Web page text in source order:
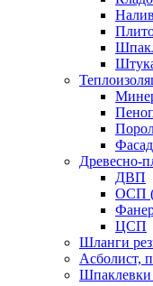
Древесно-
ДВП
ОСП
ЦСП
Шланги
Асболист,
Шпаклевки